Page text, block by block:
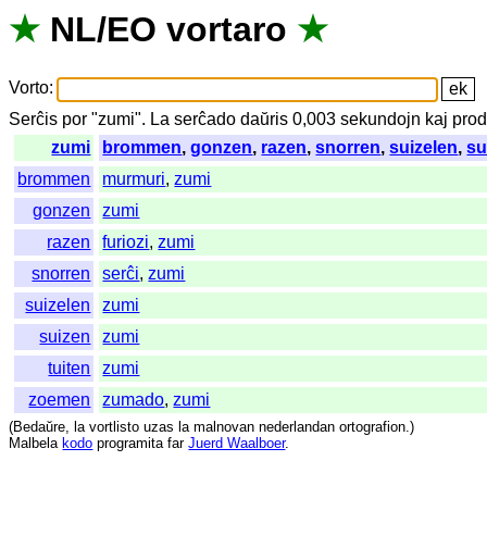
★ NL/EO vortaro ★
Vorto:
Serĉis por "zumi". La serĉado daŭris 0,003sekundojn kaj
zumi
brommen,gonzen, razen,snorren,suizelen,
brommen
murmuri,zumi
gonzen
zumi
razen
furiozi,zumi
snorren
serĉi,zumi
suizelen
zumi
suizen
zumi
tuiten
zumi
zoemen
zumado,zumi
(Bedaŭre, la vortlisto uzas la malnovan nederlandan ortografion.)
Malbela kodo programita far Juerd Waalboer.